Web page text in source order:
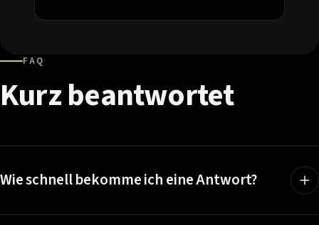
FAQ
Kurzbeantwortet
Wie schnell bekomme ich eine Antwort?